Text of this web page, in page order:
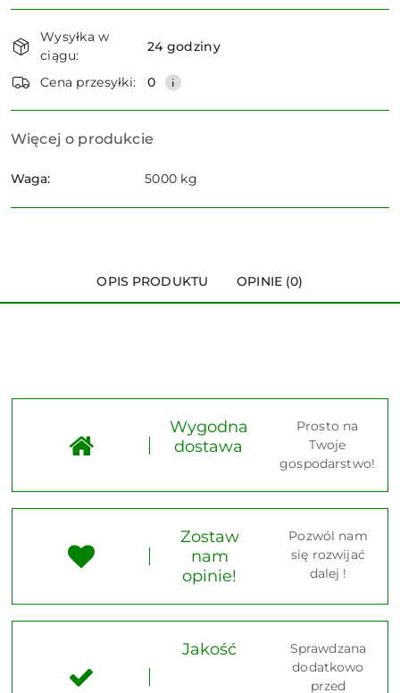
i
dostawa
Wysyłka w
ciągu:
24 godziny
Cena przesyłki: 0
Więcej o produkcie
Waga: 5000 kg
OPIS PRODUKTU OPINIE (0)
Wygodna
dostawa
Prosto na
Twoje
gospodarstwo!
Zostaw
nam
opinie!
Pozwól nam
się rozwijać
dalej !
Jakość
Sprawdzana
dodatkowo
przed